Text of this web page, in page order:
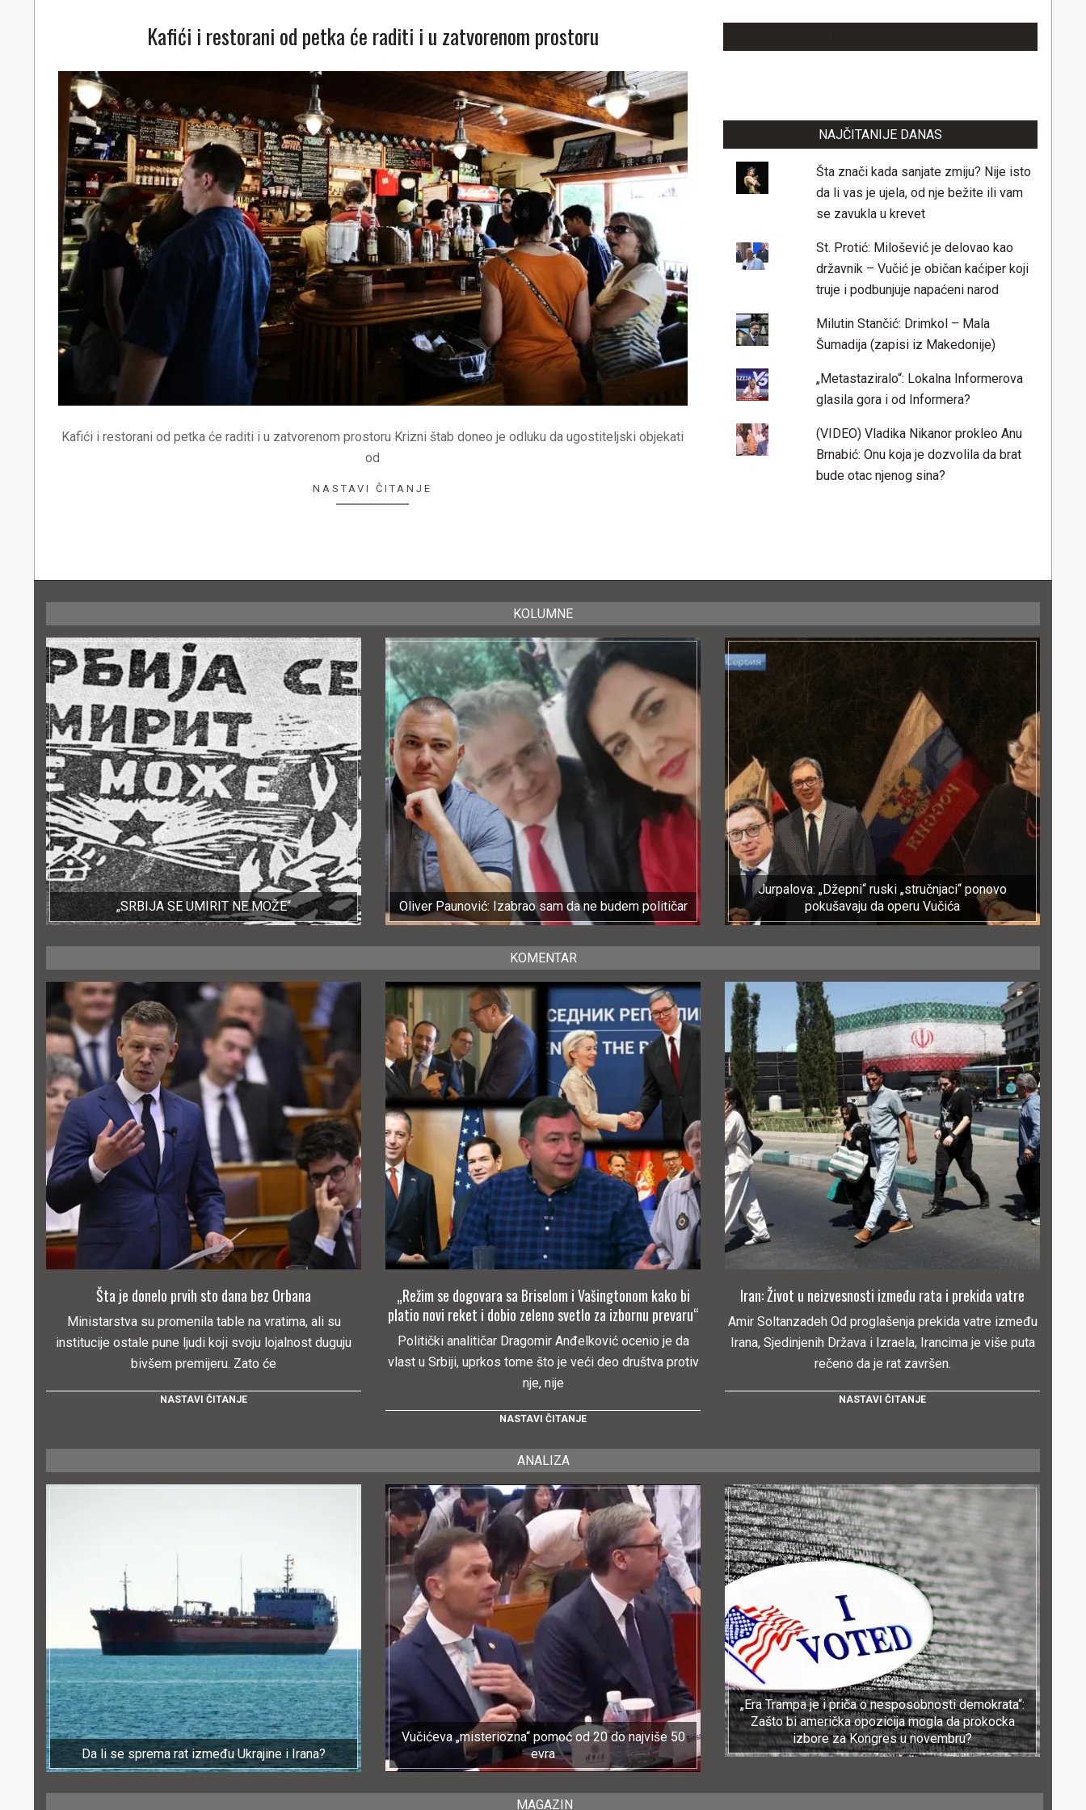
Kafići i restorani od petka će raditi i u zatvorenom prostoru
05-
06
Kafići i restorani od petka će raditi i u zatvorenom prostoru Krizni štab doneo je odluku da ugostiteljski objekati
od
NASTAVI ČITANJE
NAJČITANIJE DANAS
Šta znači kada sanjate zmiju? Nije isto
da li vas je ujela, od nje bežite ili vam
se zavukla u krevet
St. Protić: Milošević je delovao kao
državnik – Vučić je običan kaćiper koji
truje i podbunjuje napaćeni narod
Milutin Stančić: Drimkol – Mala
Šumadija (zapisi iz Makedonije)
„Metastaziralo“: Lokalna Informerova
glasila gora i od Informera?
(VIDEO) Vladika Nikanor prokleo Anu
Brnabić: Onu koja je dozvolila da brat
bude otac njenog sina?
KOLUMNE
„SRBIJA SE UMIRIT NE MOŽE“ Oliver Paunović: Izabrao sam da ne budem političar
Jurpalova: „Džepni“ ruski „stručnjaci“ ponovo
pokušavaju da operu Vučića
KOMENTAR
Šta je donelo prvih sto dana bez Orbana
Ministarstva su promenila table na vratima, ali su
institucije ostale pune ljudi koji svoju lojalnost duguju
bivšem premijeru. Zato će
NASTAVI ČITANJE
„Režim se dogovara sa Briselom i Vašingtonom kako bi
platio novi reket i dobio zeleno svetlo za izbornu prevaru“
Politički analitičar Dragomir Anđelković ocenio je da
vlast u Srbiji, uprkos tome što je veći deo društva protiv
nje, nije
NASTAVI ČITANJE
Iran: Život u neizvesnosti između rata i prekida vatre
Amir Soltanzadeh Od proglašenja prekida vatre između
Irana, Sjedinjenih Država i Izraela, Irancima je više puta
rečeno da je rat završen.
NASTAVI ČITANJE
ANALIZA
Da li se sprema rat između Ukrajine i Irana?
Vučićeva „misteriozna“ pomoć od 20 do najviše 50
evra
„Era Trampa je i priča o nesposobnosti demokrata“:
Zašto bi američka opozicija mogla da prokocka
izbore za Kongres u novembru?
MAGAZIN